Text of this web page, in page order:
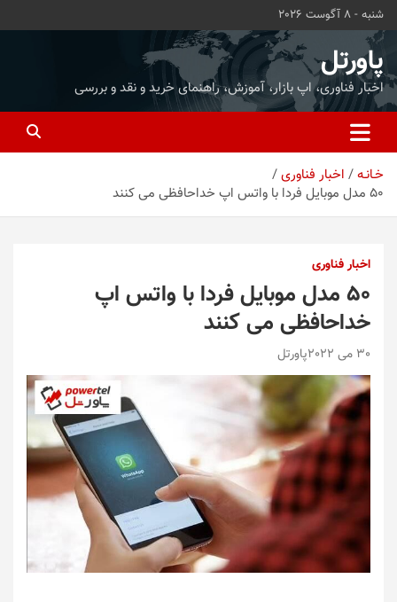
محتوا
بروید
شنبه - 8 آگوست 2026
پاورتل
اخبار فناوری، اپ بازار، آموزش، راهنمای خرید و نقد و بررسی
خـانـه
اخبار فناوری
۵۰ مدل موبایل فردا با واتس اپ خداحافظی می کنند
اخبار فناوری
۵۰ مدل موبایل فردا با واتس اپ
خداحافظی می کنند
30 می 2022 پاورتل